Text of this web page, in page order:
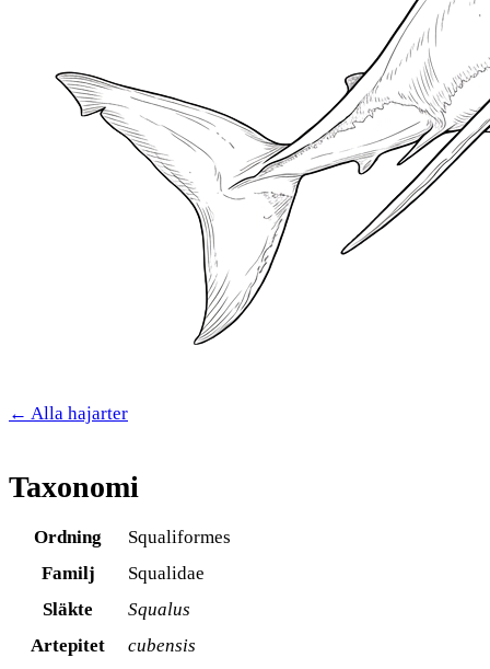
← Alla hajarter
Taxonomi
Ordning
Squaliformes
Familj
Squalidae
Släkte
Squalus
Artepitet
cubensis